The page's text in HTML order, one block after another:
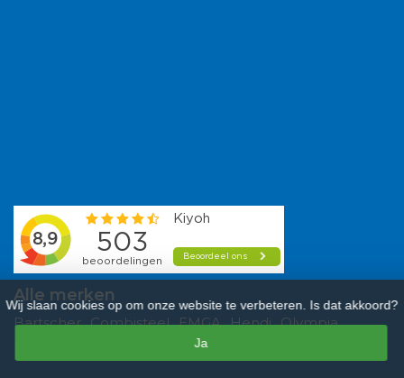
Alle merken
Bartscher Combisteel EMGA Hendi Olympia
Vogue
Wij slaan cookies op om onze website te verbeteren. Is dat akkoord?
Ja